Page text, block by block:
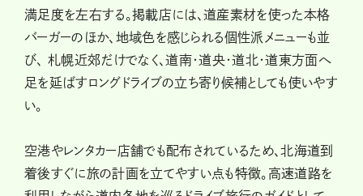
満足度を左右する。掲載店には、道産素材を使った本格
バーガーのほか、地域色を感じられる個性派メニューも並
び、 札幌近郊だけでなく、道南・道央・道北・道東方面へ
足を延ばすロングドライブの立ち寄り候補としても使いやす
い。
空港やレンタカー店舗でも配布されているため、北海道到
着後すぐに旅の計画を立てやすい点も特徴。高速道路を